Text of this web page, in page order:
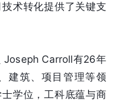
术转化提供了关键支
Joseph Carroll有26年
建筑、项目管理等领
学位，工科底蕴与商